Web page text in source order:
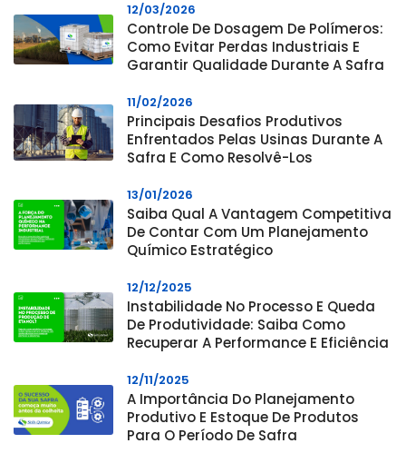
12/03/2026
Controle De Dosagem De Polímeros:
Como Evitar Perdas Industriais E
Garantir Qualidade Durante A Safra
11/02/2026
Principais Desafios Produtivos
Enfrentados Pelas Usinas Durante A
Safra E Como Resolvê-Los
13/01/2026
Saiba Qual A Vantagem Competitiva
De Contar Com Um Planejamento
Químico Estratégico
12/12/2025
Instabilidade No Processo E Queda
De Produtividade: Saiba Como
Recuperar A Performance E Eficiência
12/11/2025
A Importância Do Planejamento
Produtivo E Estoque De Produtos
Para O Período De Safra